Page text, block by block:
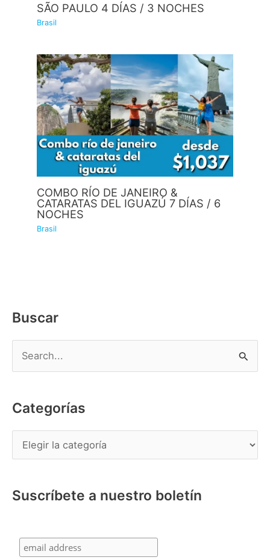
SÃO PAULO 4 DÍAS / 3 NOCHES
Brasil
COMBO RÍO DE JANEIRO &
CATARATAS DEL IGUAZÚ 7 DÍAS / 6
NOCHES
Brasil
Buscar
u
c
r
Categorías
a
e
Suscríbete a nuestro boletín